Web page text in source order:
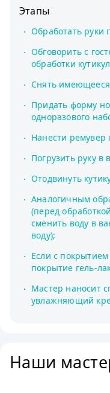
Этапы
Обработать руки
Обговорить с
обработки
Снять
Придать форму
одноразового
Нанести ремувер
Погрузить руку в
Отодвинуть
Аналогичным
(перед
сменить воду в
воду);
Если с покрытием
покрытие гель-
Мастер наносит
увлажняющий
Наши